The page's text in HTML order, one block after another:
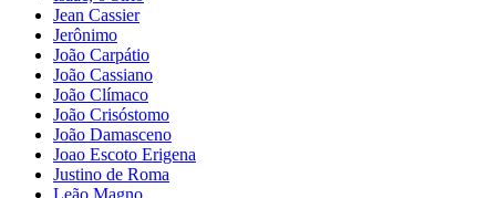
Jean Cassier
Jerônimo
João Carpátio
João Cassiano
João Clímaco
João Crisóstomo
João Damasceno
Joao Escoto Erigena
Justino de Roma